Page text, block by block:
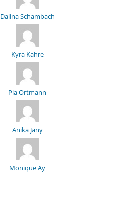
Dalina Schambach
Kyra Kahre
Pia Ortmann
Anika Jany
Monique Ay